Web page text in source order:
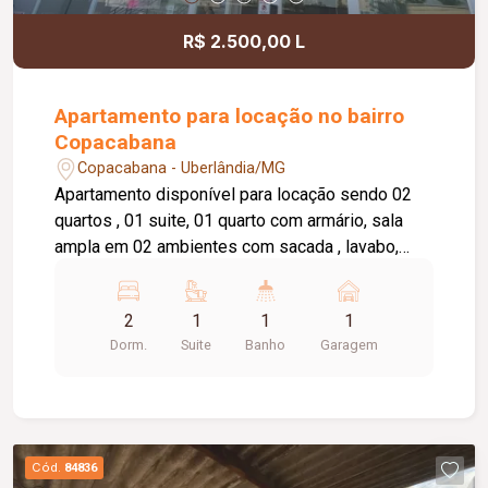
R$ 2.500,00 L
Apartamento para locação no bairro
Copacabana
Copacabana - Uberlândia/MG
Apartamento disponível para locação sendo 02
quartos , 01 suite, 01 quarto com armário, sala
ampla em 02 ambientes com sacada , lavabo,
social com box e armário, elevador privativo, 01
vaga de garagem, portaria 24 horas,
brinquedoteca, salão de festas.
2
Dorm.
1
Suite
1
Banho
1
Garagem
Cód. 84836